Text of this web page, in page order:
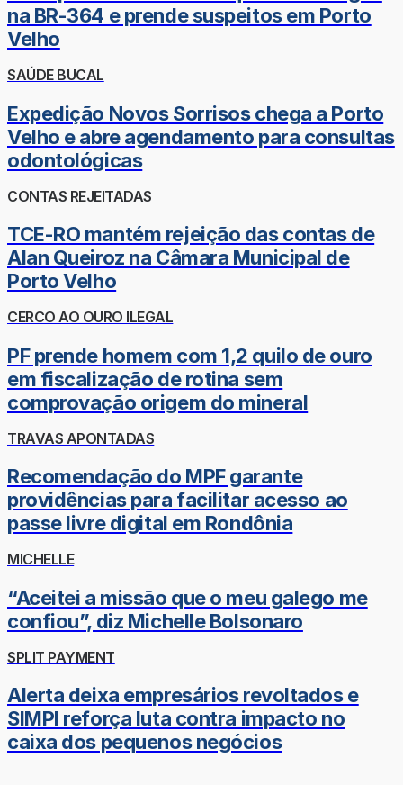
na BR-364 e prende suspeitos em Porto
Velho
SAÚDE BUCAL
Expedição Novos Sorrisos chega a Porto
Velho e abre agendamento para consultas
odontológicas
CONTAS REJEITADAS
TCE-RO mantém rejeição das contas de
Alan Queiroz na Câmara Municipal de
Porto Velho
CERCO AO OURO ILEGAL
PF prende homem com 1,2 quilo de ouro
em fiscalização de rotina sem
comprovação origem do mineral
TRAVAS APONTADAS
Recomendação do MPF garante
providências para facilitar acesso ao
passe livre digital em Rondônia
MICHELLE
“Aceitei a missão que o meu galego me
confiou”, diz Michelle Bolsonaro
SPLIT PAYMENT
Alerta deixa empresários revoltados e
SIMPI reforça luta contra impacto no
caixa dos pequenos negócios